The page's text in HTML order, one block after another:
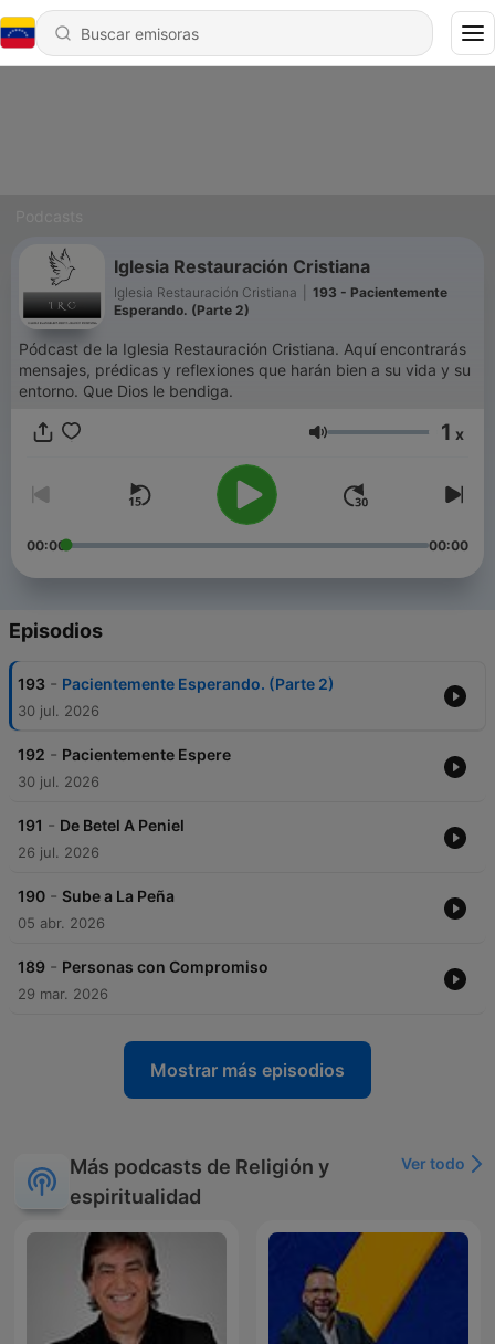
Iglesia Restauración Cristiana
Iglesia Restauración Cristiana
193 - Pacientemente
Esperando. (Parte 2)
Pódcast de la Iglesia Restauración Cristiana. Aquí encontrarás
mensajes, prédicas y reflexiones que harán bien a su vida y su
entorno. Que Dios le bendiga.
Volumen 1 x
00:00 00:00
Episodios
193 - Pacientemente Esperando. (Parte 2)
30 jul. 2026
192 - Pacientemente Espere
30 jul. 2026
191 - De Betel A Peniel
26 jul. 2026
190 - Sube a La Peña
05 abr. 2026
189 - Personas con Compromiso
29 mar. 2026
Mostrar más episodios
Más podcasts de Religión y
espiritualidad
Ver todo